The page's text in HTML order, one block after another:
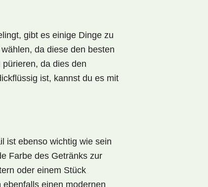
gibt es einige Dinge zu
da diese den besten
pürieren, da dies den
ist, kannst du es mit
ist ebenso wichtig wie sein
Farbe des Getränks zur
oder einem Stück
einen modernen